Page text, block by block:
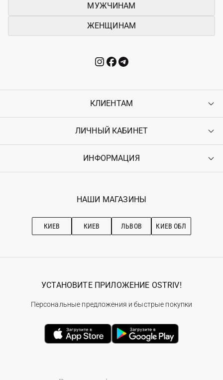
МУЖЧИНАМ
ЖЕНЩИНАМ
КЛИЕНТАМ
Контакты
Возврат
Гарантия
ЛИЧНЫЙ КАБИНЕТ
Войти
Ostriv Club+
ИНФОРМАЦИЯ
Наши магазини
Рекомендации по уходу
НАШИ МАГАЗИНЫ
КИЕВ КИЕВ ЛЬВОВ КИЕВ ОБЛ
УСТАНОВИТЕ ПРИЛОЖЕНИЕ OSTRIV!
Персональные предложения и быстрые покупки